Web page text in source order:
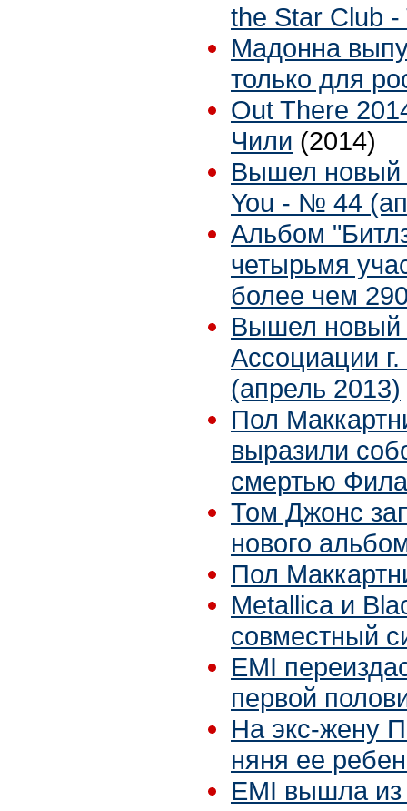
the Star Club
Мадонна
только для
Out There
Чили (2014)
Вышел новый
You - № 44
Альбом
четырьмя
более чем
Вышел новый
Ассоциации
(апрель 2013)
Пол
выразили
смертью
Том Джонс
нового
Пол
Metallica и
совместный
EMI
первой
На экс-жену
няня ее
EMI вышла из